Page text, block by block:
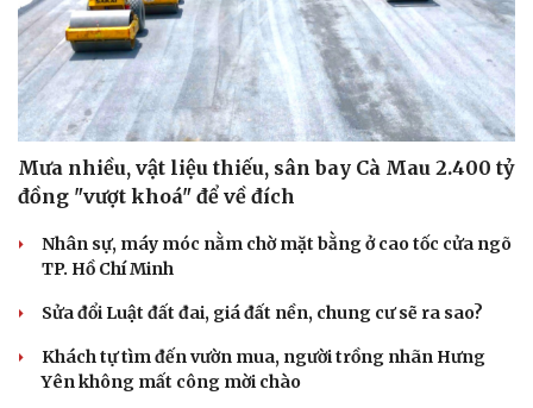
Mưa nhiều, vật liệu thiếu, sân bay Cà Mau 2.400 tỷ
đồng "vượt khoá" để về đích
Nhân sự, máy móc nằm chờ mặt bằng ở cao tốc cửa ngõ
TP. Hồ Chí Minh
Sửa đổi Luật đất đai, giá đất nền, chung cư sẽ ra sao?
Khách tự tìm đến vườn mua, người trồng nhãn Hưng
Yên không mất công mời chào